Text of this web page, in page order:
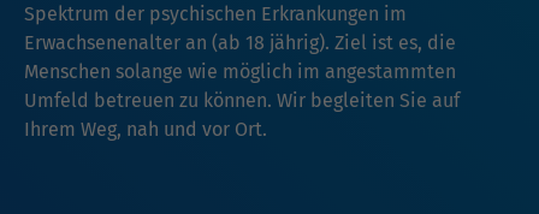
Spektrum der psychischen Erkrankungen im
Erwachsenenalter an (ab 18 jährig). Ziel ist es, die
Menschen solange wie möglich im angestammten
Umfeld betreuen zu können. Wir begleiten Sie auf
Ihrem Weg, nah und vor Ort.